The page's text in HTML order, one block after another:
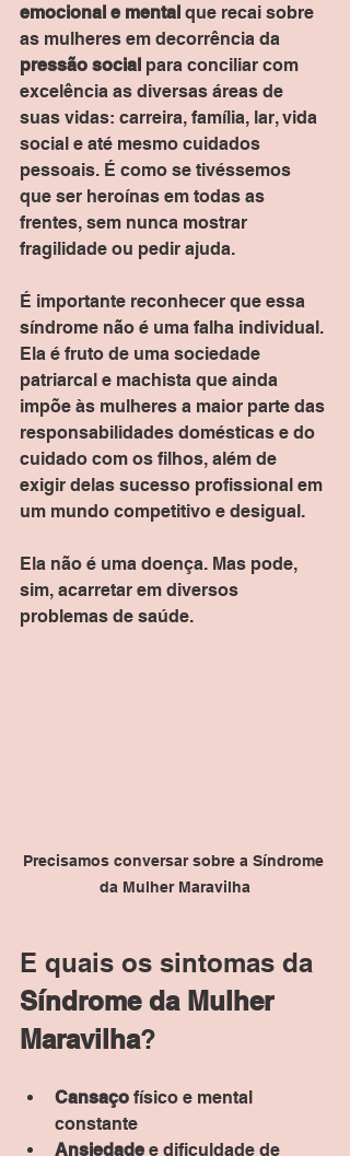
emocional e mental que recai sobre
as mulheres em decorrência da
pressão social para conciliar com
excelência as diversas áreas de
suas vidas: carreira, família, lar, vida
social e até mesmo cuidados
pessoais. É como se tivéssemos
que ser heroínas em todas as
frentes, sem nunca mostrar
fragilidade ou pedir ajuda.
É importante reconhecer que essa
síndrome não é uma falha individual.
Ela é fruto de uma sociedade
patriarcal e machista que ainda
impõe às mulheres a maior parte das
responsabilidades domésticas e do
cuidado com os filhos, além de
exigir delas sucesso profissional em
um mundo competitivo e desigual.
Ela não é uma doença. Mas pode,
sim, acarretar em diversos
problemas de saúde.
Precisamos conversar sobre a Síndrome
da Mulher Maravilha
E quais os sintomas da
Síndrome da Mulher
Maravilha?
Cansaço físico e mental
constante
Ansiedade e dificuldade de